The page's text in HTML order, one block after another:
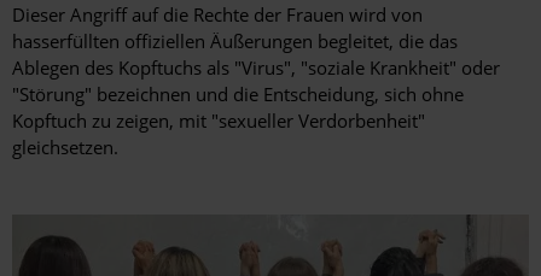
Dieser Angriff auf die Rechte der Frauen wird von
hasserfüllten offiziellen Äußerungen begleitet, die das
Ablegen des Kopftuchs als "Virus", "soziale Krankheit" oder
"Störung" bezeichnen und die Entscheidung, sich ohne
Kopftuch zu zeigen, mit "sexueller Verdorbenheit"
gleichsetzen.